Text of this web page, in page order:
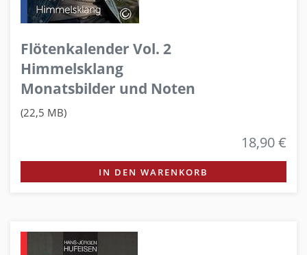
Flötenkalender Vol. 2
Himmelsklang
Monatsbilder und Noten
(22,5 MB)
18,90 €
IN DEN WARENKORB